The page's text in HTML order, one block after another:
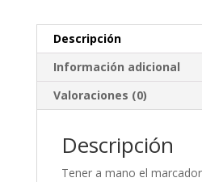
Gloss
Paint
Marker
cantidad
Descripción
Información adicional
Valoraciones (0)
Descripción
Tener a mano el